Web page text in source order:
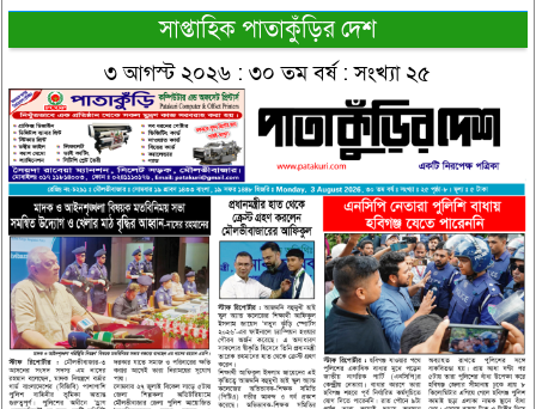
সাপ্তাহিক পাতাকুঁড়ির দেশ
৩ আগস্ট ২০২৬ : ৩০ তম বর্ষ : সংখ্যা ২৫